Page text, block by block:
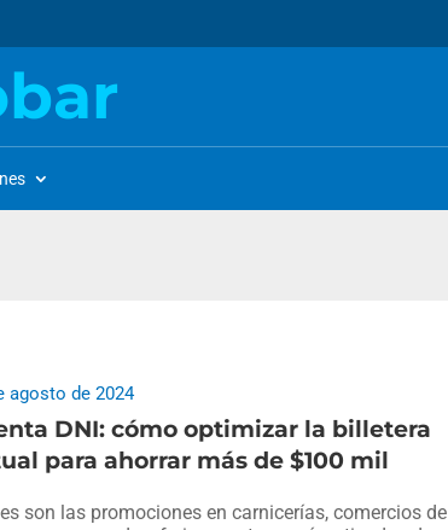
DNI: cómo optimizar la billetera
para ahorrar más de $100 mil
agosto de 2024
son las promociones en carnicerías, comercios de